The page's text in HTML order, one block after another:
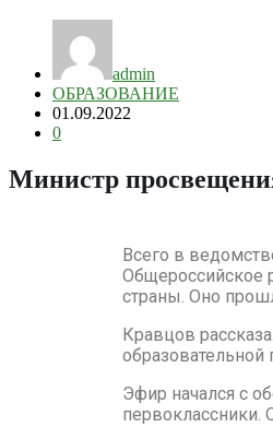
admin
ОБРАЗОВАНИЕ
01.09.2022
0
Министр
Всего в
Общероссийское
страны. Оно
Кравцов
образовательной
Эфир начался с
первоклассники.